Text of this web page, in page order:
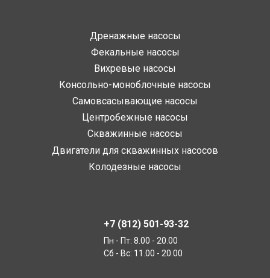
Дренажные насосы
Фекальные насосы
Вихревые насосы
Консольно-моноблочные насосы
Самовсасывающие насосы
Центробежные насосы
Скважинные насосы
Двигатели для скважинных насосов
Колодезные насосы
+7 (812) 501-93-32
Пн - Пт: 8.00 - 20.00
Сб - Вс: 11.00 - 20.00